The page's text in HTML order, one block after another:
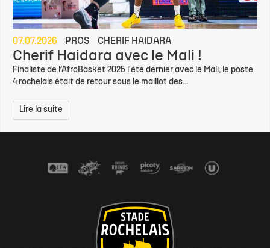
07.07.2026 PROS CHERIF HAIDARA
Cherif Haidara avec le Mali !
Finaliste de l’AfroBasket 2025 l'été dernier avec le Mali, le poste
4 rochelais était de retour sous le maillot des...
Lire la suite